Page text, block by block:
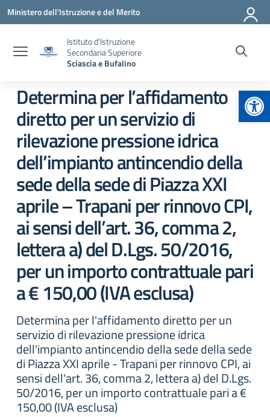
Vai ai contenuti
Vai al menu di navigazione
Vai al footer
Ministero dell'Istruzione e del Merito
Istituto d'Istruzione
Secondaria Superiore
Sciascia e Bufalino
Determina per l’affidamento
diretto per un servizio di
rilevazione pressione idrica
dell’impianto antincendio della
sede della sede di Piazza XXI
aprile – Trapani per rinnovo CPI,
ai sensi dell’art. 36, comma 2,
lettera a) del D.Lgs. 50/2016,
per un importo contrattuale pari
a € 150,00 (IVA esclusa)
Determina per l'affidamento diretto per un
servizio di rilevazione pressione idrica
dell'impianto antincendio della sede della sede
di Piazza XXI aprile - Trapani per rinnovo CPI, ai
sensi dell'art. 36, comma 2, lettera a) del D.Lgs.
50/2016, per un importo contrattuale pari a €
150,00 (IVA esclusa)